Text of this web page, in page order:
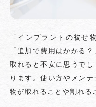
「インプラントの被せ
「追加で費用はかかる
取れると不安に思うで
ります。使い方やメン
物が取れることや割れる